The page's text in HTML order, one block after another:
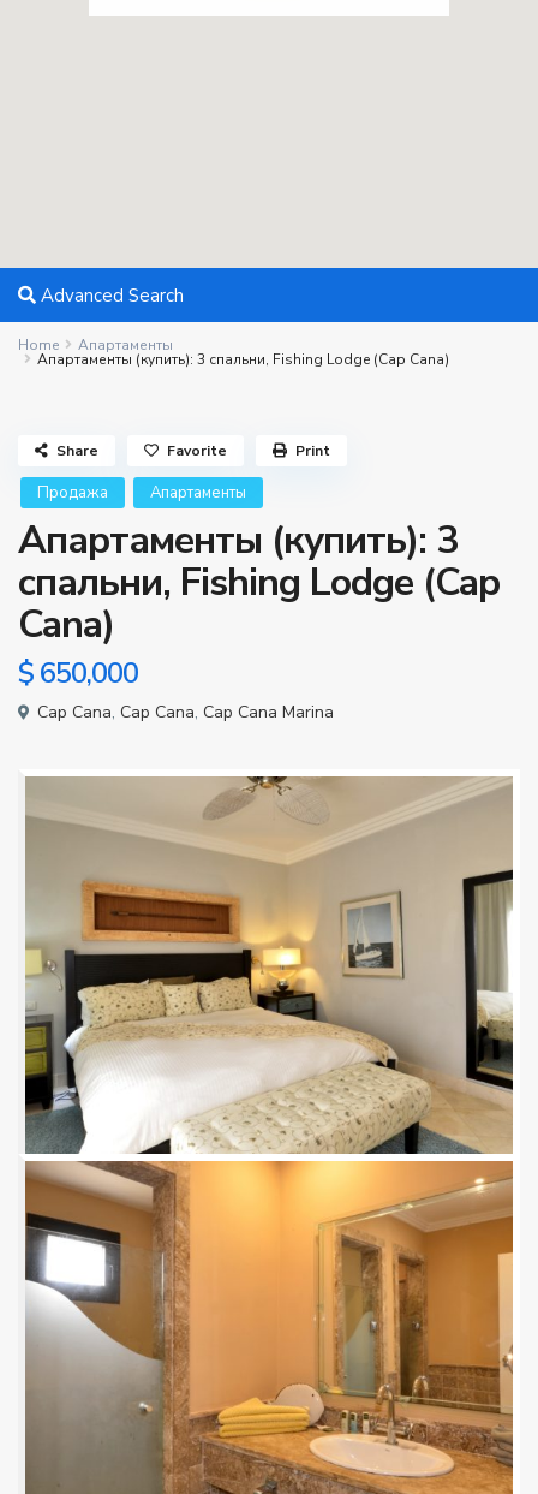
Advanced Search
Home Апартаменты
Апартаменты (купить): 3 спальни, Fishing Lodge (Cap Cana)
Продажа Апартаменты
Апартаменты (купить): 3
спальни, Fishing Lodge (Cap
Cana)
$ 650,000
Cap Cana, Cap Cana, Cap Cana Marina
Share Favorite Print